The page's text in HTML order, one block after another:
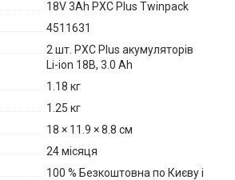
18V 3Ah PXC Plus Twinpack
4511631
2 шт. PXC Plus акумуляторів
Li-ion 18В, 3.0 Ah
1.18 кг
1.25 кг
18 × 11.9 × 8.8 см
24 місяця
100 % Безкоштовна по Києву і